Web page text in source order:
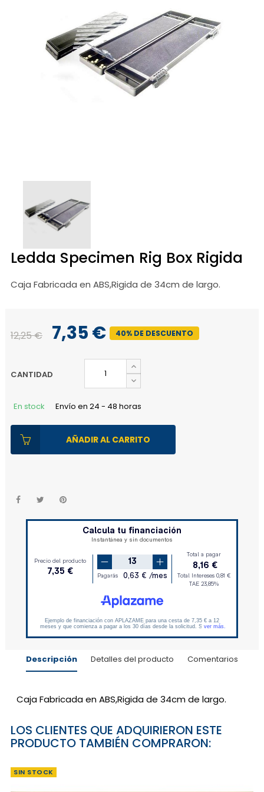
Ledda Specimen Rig Box Rigida
Caja Fabricada en ABS,Rigida de 34cm de largo.
12,25 € 7,35 € 40% DE DESCUENTO
CANTIDAD
En stock Envío en 24 - 48 horas
AÑADIR AL CARRITO
Descripción Detalles del producto Comentarios
Caja Fabricada en ABS,Rigida de 34cm de largo.
LOS CLIENTES QUE ADQUIRIERON ESTE
PRODUCTO TAMBIÉN COMPRARON:
SIN STOCK